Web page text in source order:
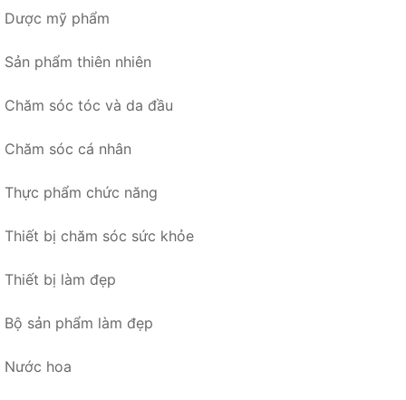
Dược mỹ phẩm
Sản phẩm thiên nhiên
Chăm sóc tóc và da đầu
Chăm sóc cá nhân
Thực phẩm chức năng
Thiết bị chăm sóc sức khỏe
Thiết bị làm đẹp
Bộ sản phẩm làm đẹp
Nước hoa